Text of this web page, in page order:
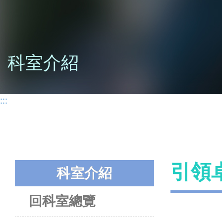
科室介紹
:::
科室介紹
回科室總覽
引領